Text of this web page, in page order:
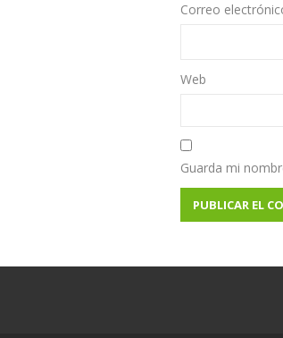
Correo
Web
Guarda mi